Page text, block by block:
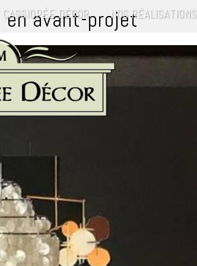
CASSIOPÉE DÉCOR NOS RÉALISATIONS
en avant-projet